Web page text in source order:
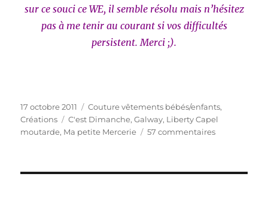
sur ce souci ce WE, il semble résolu mais n’hésitez
pas à me tenir au courant si vos difficultés
persistent. Merci ;).
Publié
le
17 octobre 2011 Catégories
Couture vêtements bébés/enfants,
Créations
Étiquettes
C'est Dimanche,Galway, Liberty Capel
moutarde, Ma petite Mercerie 57 commentairessur